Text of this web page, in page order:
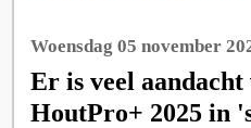
Woensdag 05 november
Er is veel
HoutPro+ 2025 in